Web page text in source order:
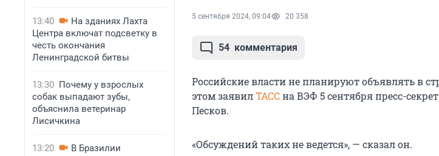
13:40
На зданиях Лахта
Центра включат подсветку в
честь окончания
Ленинградской битвы
13:30 Почему у взрослых
собак выпадают зубы,
объяснила ветеринар
Лисичкина
13:20
В Бразилии
5 сентября 2024, 09:04 20 358
54 комментария
Российские власти не планируют объявлять в
этом заявилТАССна ВЭФ 5 сентября пресс-
Песков.
«Обсуждений таких не ведется», — сказал он.